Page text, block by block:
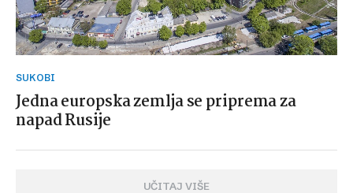
SUKOBI
Jedna europska zemlja se priprema za
napad Rusije
UČITAJ VIŠE